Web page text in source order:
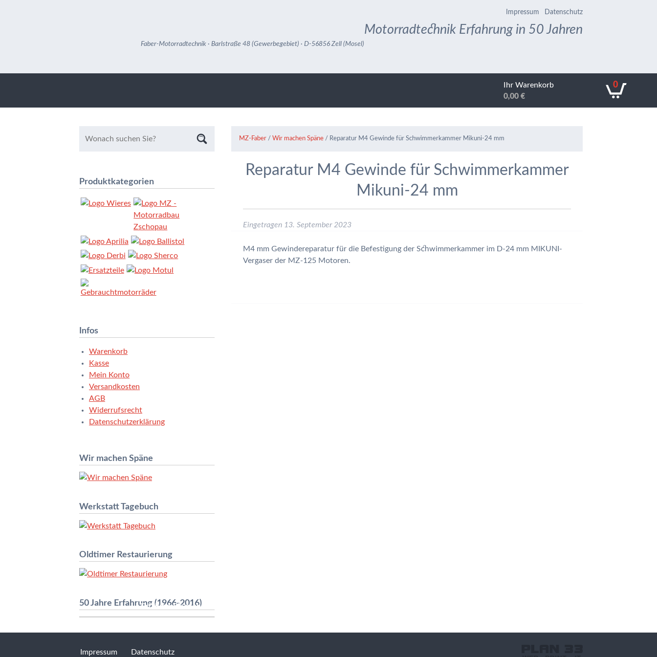
Impressum Datenschutz
Motorradtechnik Erfahrung in 50 Jahren
Faber-Motorradtechnik · Barlstraße 48 (Gewerbegebiet) · D-56856 Zell (Mosel)
Ihr Warenkorb
0,00€
0
MZ-Faber / Wir machen Späne / Reparatur M4 Gewinde für Schwimmerkammer Mikuni-24 mm
Reparatur M4 Gewinde für Schwimmerkammer
Mikuni-24 mm
Eingetragen 13. September 2023
M4 mm Gewindereparatur für die Befestigung der Schwimmerkammer im D-24 mm MIKUNI-
Vergaser der MZ-125 Motoren.
Produktkategorien
Infos
Warenkorb
Kasse
Mein Konto
Versandkosten
AGB
Widerrufsrecht
Datenschutzerklärung
Wir machen Späne
Werkstatt Tagebuch
Oldtimer Restaurierung
50 Jahre Erfahrung (1966-2016)
Erfahren Sie mehr »
Impressum Datenschutz